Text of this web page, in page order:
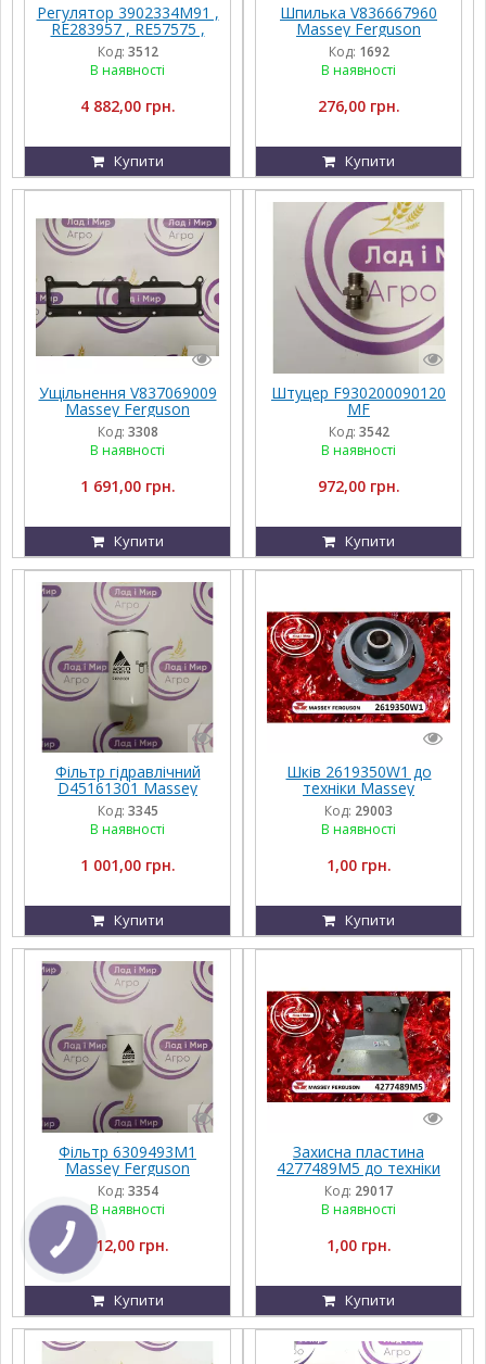
Регулятор 3902334M91 ,
RE283957 , RE57575 ,
RE174764 , AL160578
Код: 3512
В наявності
4 882,00 грн.
Купити
Шпилька V836667960
Massey Ferguson
Код: 1692
В наявності
276,00 грн.
Купити
Ущільнення V837069009
Massey Ferguson
Код: 3308
В наявності
1 691,00 грн.
Купити
Штуцер F930200090120
MF
Код: 3542
В наявності
972,00 грн.
Купити
Фільтр гідравлічний
D45161301 Massey
Ferguson
Код: 3345
В наявності
1 001,00 грн.
Купити
Шків 2619350W1 до
техніки Massey
Ferguson, FENDT,
Challenger, Agco Parts
Код: 29003
В наявності
1,00 грн.
Купити
Фільтр 6309493M1
Massey Ferguson
Код: 3354
В наявності
112,00 грн.
Купити
Захисна пластина
4277489M5 до техніки
Massey Ferguson,
FENDT, Challenger, Agco
Parts
Код: 29017
В наявності
1,00 грн.
Купити